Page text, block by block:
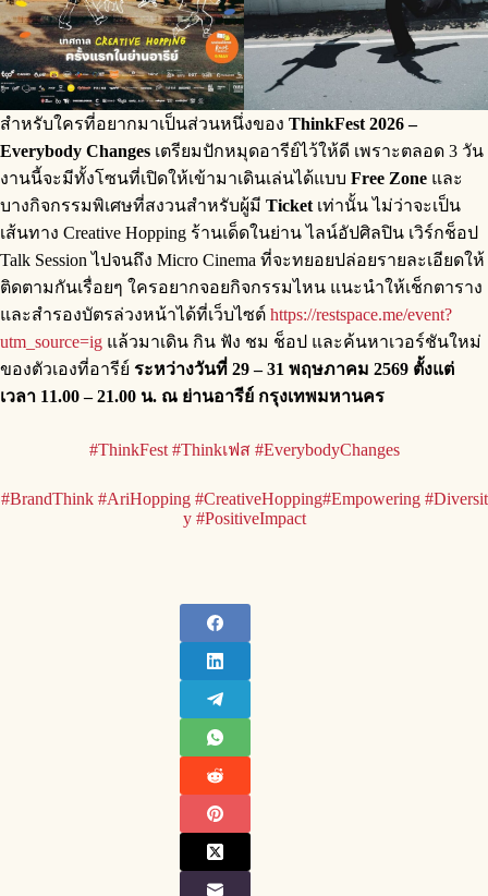
สำหรับใครที่อยากมาเป็นส่วนหนึ่งของ ThinkFest 2026 –
Everybody Changes เตรียมปักหมุดอารีย์ไว้ให้ดี เพราะตลอด 3 วัน
งานนี้จะมีทั้งโซนที่เปิดให้เข้ามาเดินเล่นได้แบบ Free Zone และ
บางกิจกรรมพิเศษที่สงวนสำหรับผู้มี Ticket เท่านั้น ไม่ว่าจะเป็น
เส้นทาง Creative Hopping ร้านเด็ดในย่าน ไลน์อัปศิลปิน เวิร์กช็อป
Talk Session ไปจนถึง Micro Cinema ที่จะทยอยปล่อยรายละเอียดให้
ติดตามกันเรื่อยๆ ใครอยากจอยกิจกรรมไหน แนะนำให้เช็กตาราง
และสำรองบัตรล่วงหน้าได้ที่เว็บไซต์ https://restspace.me/event?
utm_source=ig แล้วมาเดิน กิน ฟัง ชม ช็อป และค้นหาเวอร์ชันใหม่
ของตัวเองที่อารีย์ ระหว่างวันที่ 29 – 31 พฤษภาคม 2569 ตั้งแต่
เวลา 11.00 – 21.00 น. ณ ย่านอารีย์ กรุงเทพมหานคร
#ThinkFest#Thinkเฟส#EverybodyChanges
#BrandThink#AriHopping#CreativeHopping#Empowering#Diversit
y#PositiveImpact